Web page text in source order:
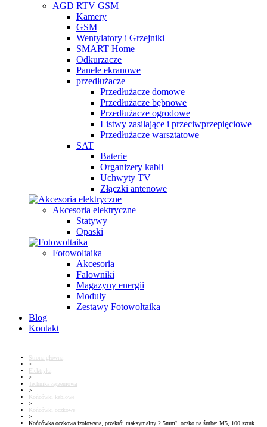
AGD RTV GSM
Kamery
GSM
Wentylatory i Grzejniki
SMART Home
Odkurzacze
Panele ekranowe
przedłużacze
Przedłużacze domowe
Przedłużacze bębnowe
Przedłużacze ogrodowe
Listwy zasilające i przeciwprzepięciowe
Przedłużacze warsztatowe
SAT
Baterie
Organizery kabli
Uchwyty TV
Złączki antenowe
Akcesoria elektryczne
Statywy
Opaski
Fotowoltaika
Akcesoria
Falowniki
Magazyny energii
Moduły
Zestawy Fotowoltaika
Blog
Kontakt
Strona główna
>
Elektryka
>
Technika łączeniowa
>
Końcówki kablowe
>
Końcówki oczkowe
>
Końcówka oczkowa izolowana, przekrój maksymalny 2,5mm², oczko na śrubę: M5, 100 sztuk.